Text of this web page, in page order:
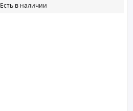
Есть в наличии